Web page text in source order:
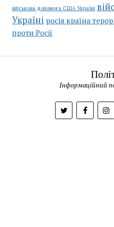
військова допомога США Україні
Україні росія країна
проти Росії
Інформаційний